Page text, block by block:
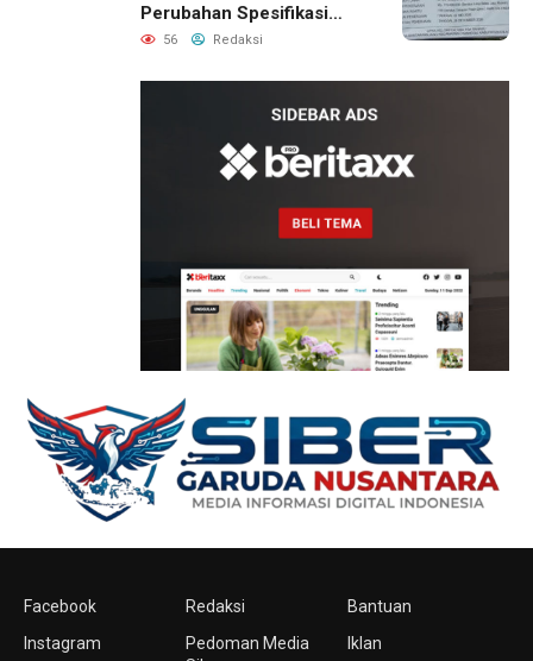
Perubahan Spesifikasi
Saluran Irigasi Diduga
56 Redaksi
Facebook
Instagram
Redaksi
Pedoman Media
Bantuan
Iklan